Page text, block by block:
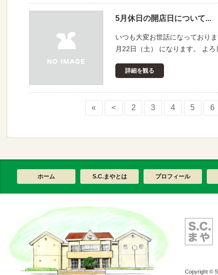
5月休日の開店日について...
いつも大変お世話になっており
月22日（土） になります。 よ
詳細を観る
« < 2 3 4 5 6
ホーム S.C.まやとは プロフィール
Copyright ©